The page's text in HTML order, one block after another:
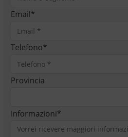
Email*
Telefono*
Provincia
Informazioni*